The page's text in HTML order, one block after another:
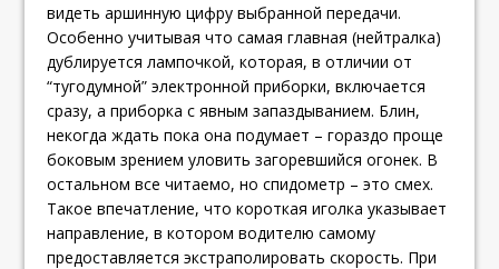
видеть аршинную цифру выбранной передачи.
Особенно учитывая что самая главная (нейтралка)
дублируется лампочкой, которая, в отличии от
“тугодумной” электронной приборки, включается
сразу, а приборка с явным запаздыванием. Блин,
некогда ждать пока она подумает – гораздо проще
боковым зрением уловить загоревшийся огонек. В
остальном все читаемо, но спидометр – это смех.
Такое впечатление, что короткая иголка указывает
направление, в котором водителю самому
предоставляется экстраполировать скорость. При